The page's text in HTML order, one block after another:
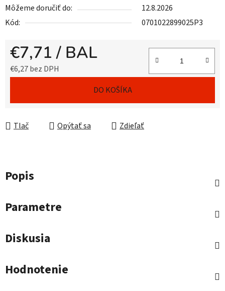
Môžeme doručiť do:
12.8.2026
Kód:
0701022899025P3
€7,71/ BAL
€6,27 bez DPH
DO KOŠÍKA
Tlač Opýtať sa Zdieľať
Popis
Parametre
Diskusia
Hodnotenie